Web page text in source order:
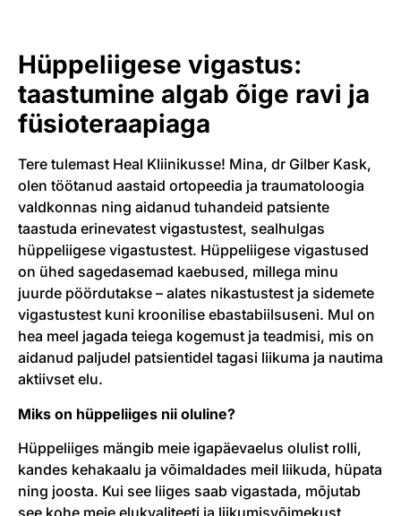
Hüppeliigese vigastus:
taastumine algab õige ravi ja
füsioteraapiaga
Tere tulemast Heal Kliinikusse! Mina, dr Gilber Kask,
olen töötanud aastaid ortopeedia ja traumatoloogia
valdkonnas ning aidanud tuhandeid patsiente
taastuda erinevatest vigastustest, sealhulgas
hüppeliigese vigastustest. Hüppeliigese vigastused
on ühed sagedasemad kaebused, millega minu
juurde pöördutakse – alates nikastustest ja sidemete
vigastustest kuni kroonilise ebastabiilsuseni. Mul on
hea meel jagada teiega kogemust ja teadmisi, mis on
aidanud paljudel patsientidel tagasi liikuma ja nautima
aktiivset elu.
Miks on hüppeliiges nii oluline?
Hüppeliiges mängib meie igapäevaelus olulist rolli,
kandes kehakaalu ja võimaldades meil liikuda, hüpata
ning joosta. Kui see liiges saab vigastada, mõjutab
see kohe meie elukvaliteeti ja liikumisvõimekust.